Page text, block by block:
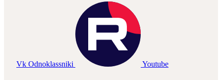
Vk Odnoklassniki Youtube